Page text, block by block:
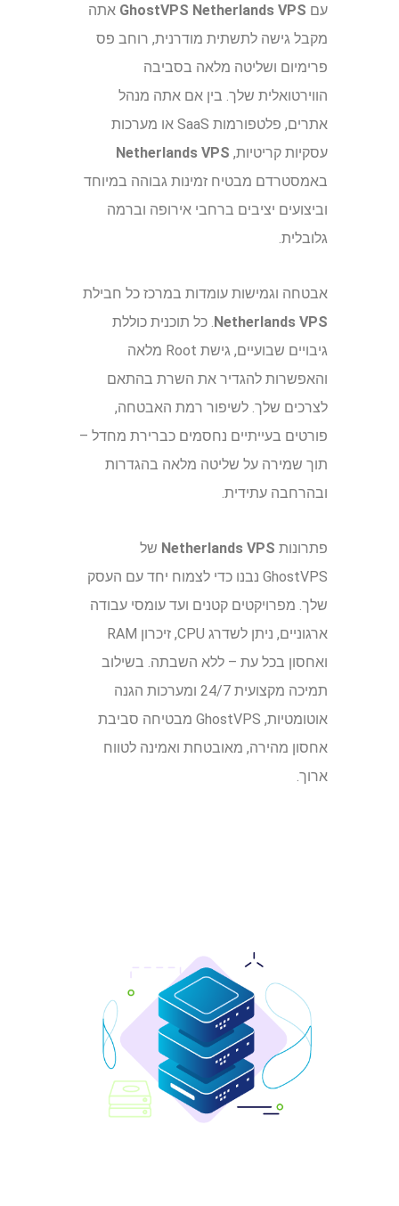
עם GhostVPS Netherlands VPS אתה
מקבל גישה לתשתית מודרנית, רוחב פס
פרימיום ושליטה מלאה בסביבה
הווירטואלית שלך. בין אם אתה מנהל
אתרים, פלטפורמות SaaS או מערכות
עסקיות קריטיות, Netherlands VPS
באמסטרדם מבטיח זמינות גבוהה במיוחד
וביצועים יציבים ברחבי אירופה וברמה
גלובלית.
אבטחה וגמישות עומדות במרכז כל חבילת
Netherlands VPS . כל תוכנית כוללת
גיבויים שבועיים, גישת Root מלאה
והאפשרות להגדיר את השרת בהתאם
לצרכים שלך. לשיפור רמת האבטחה,
פורטים בעייתיים נחסמים כברירת מחדל –
תוך שמירה על שליטה מלאה בהגדרות
ובהרחבה עתידית.
פתרונות Netherlands VPS של
GhostVPS נבנו כדי לצמוח יחד עם העסק
שלך. מפרויקטים קטנים ועד עומסי עבודה
ארגוניים, ניתן לשדרג CPU, זיכרון RAM
ואחסון בכל עת – ללא השבתה. בשילוב
תמיכה מקצועית 24/7 ומערכות הגנה
אוטומטיות, GhostVPS מבטיחה סביבת
אחסון מהירה, מאובטחת ואמינה לטווח
ארוך.